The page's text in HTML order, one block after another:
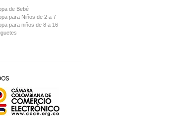
de Bebé
para Niños de 2 a 7
para niños de 8 a 16